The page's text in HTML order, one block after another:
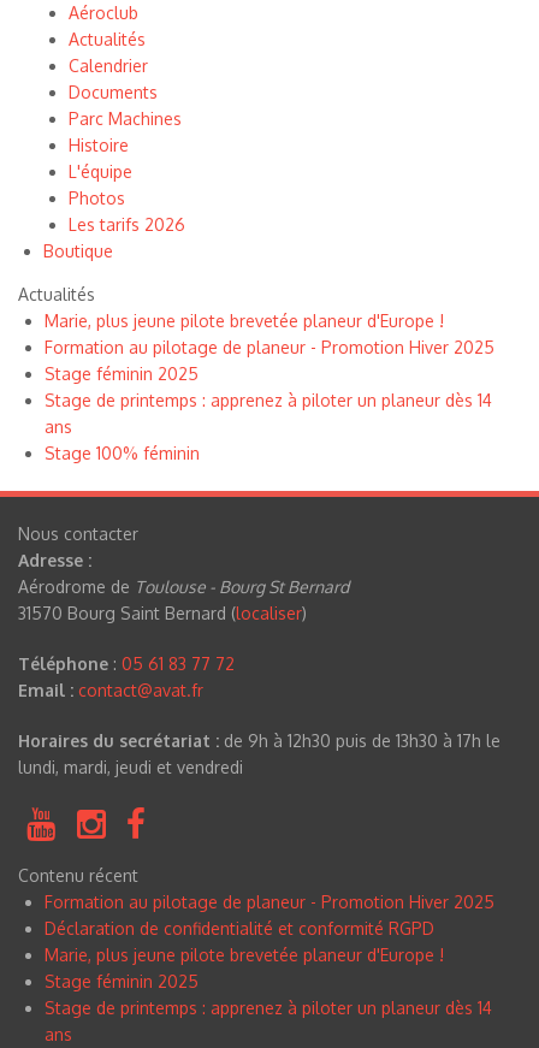
Aéroclub
Actualités
Calendrier
Documents
Parc Machines
Histoire
L'équipe
Photos
Les tarifs 2026
Boutique
Actualités
Marie, plus jeune pilote brevetée planeur d'Europe !
Formation au pilotage de planeur - Promotion Hiver 2025
Stage féminin 2025
Stage de printemps : apprenez à piloter un planeur dès 14
ans
Stage 100% féminin
Nous contacter
Adresse :
Aérodrome de Toulouse - Bourg St Bernard
31570 Bourg Saint Bernard (localiser)
Téléphone : 05 61 83 77 72
Email : contact@avat.fr
Horaires du secrétariat : de 9h à 12h30 puis de 13h30 à 17h le
lundi, mardi, jeudi et vendredi
Contenu récent
Formation au pilotage de planeur - Promotion Hiver 2025
Déclaration de confidentialité et conformité RGPD
Marie, plus jeune pilote brevetée planeur d'Europe !
Stage féminin 2025
Stage de printemps : apprenez à piloter un planeur dès 14
ans